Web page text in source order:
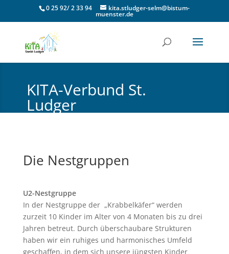
0 25 92/ 2 33 94 kita.stludger-selm@bistum-
muenster.de
KITA-Verbund St.
Ludger
Die Nestgruppen
U2-Nestgruppe
In der Nestgruppe der „Krabbelkäfer“ werden
zurzeit 10 Kinder im Alter von 4 Monaten bis zu drei
Jahren betreut. Durch überschaubare Strukturen
haben wir ein ruhiges und harmonisches Umfeld
geschaffen, in dem sich unsere jüngsten Kinder